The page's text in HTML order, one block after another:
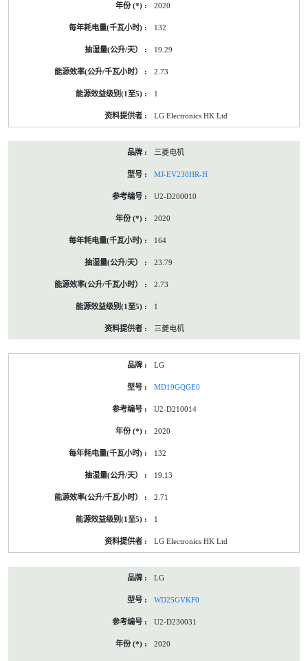
2020
132
19.29
2.73
1
LG Electronics HK Ltd
三菱电机
MJ-EV230HR-H
U2-D200010
2020
164
23.79
2.73
1
三菱电机
LG
MD19GQGE0
U2-D210014
2020
132
19.13
2.71
1
LG Electronics HK Ltd
LG
WD25GVKF0
U2-D230031
2020